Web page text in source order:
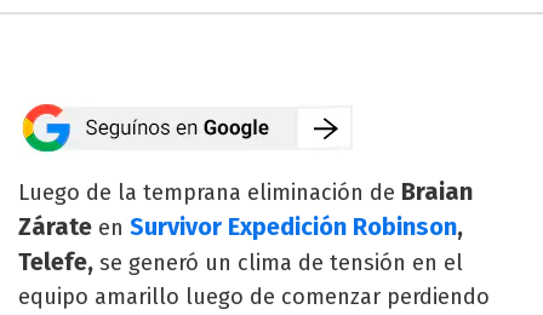
Luego de la temprana eliminación de Braian
Zárate en Survivor Expedición Robinson,
Telefe, se generó un clima de tensión en el
equipo amarillo luego de comenzar perdiendo